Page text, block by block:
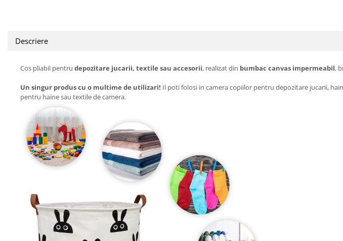
Descriere
Cos pliabil pentru depozitare jucarii, textile sau accesorii, realizat din bumbac canvas impermeabil,
Un singur produs cu o multime de utilizari! Il poti folosi in camera copiilor pentru depozitare jucarii,
pentru haine sau textile de camera.